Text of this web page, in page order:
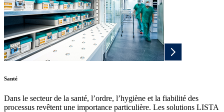
Santé
Dans le secteur de la santé, l’ordre, l’hygiène et la fiabilité des
processus revêtent une importance particulière. Les solutions LISTA